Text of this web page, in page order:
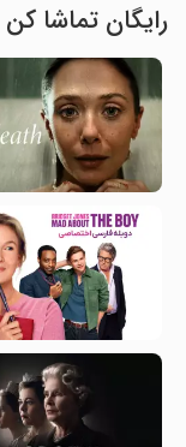
رایگان تماشا کن